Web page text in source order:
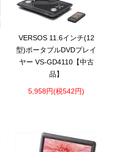
VERSOS 11.6インチ(12
型)ポータブルDVDプレイ
ヤー VS-GD4110【中古
品】
5,958円(税542円)